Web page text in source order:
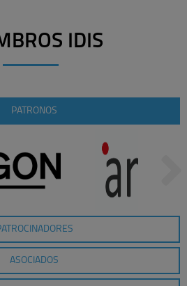
IDIS
PATRONOS
ASOCIADOS